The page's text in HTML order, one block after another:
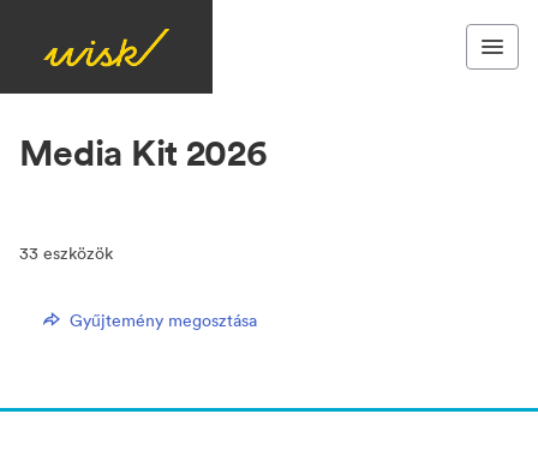
Media Kit 2026
33 eszközök
Gyűjtemény megosztása